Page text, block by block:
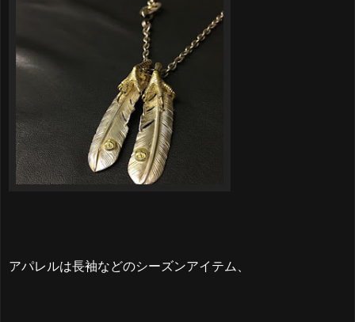
アパレルは長袖などのシーズンアイテム、